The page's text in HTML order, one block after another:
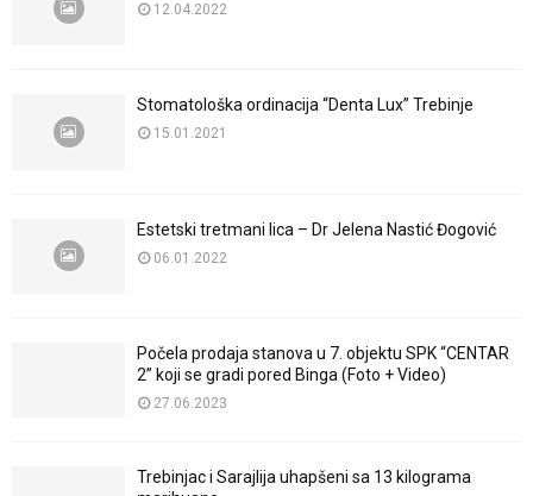
12.04.2022
Stomatološka ordinacija “Denta Lux” Trebinje
15.01.2021
Estetski tretmani lica – Dr Jelena Nastić Đogović
06.01.2022
Počela prodaja stanova u 7. objektu SPK “CENTAR
2” koji se gradi pored Binga (Foto + Video)
27.06.2023
Trebinjac i Sarajlija uhapšeni sa 13 kilograma